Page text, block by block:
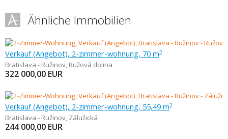
Ähnliche Immobilien
Verkauf (Angebot), 2-zimmer-wohnung, 70 m2
Bratislava - Ružinov, Ružová dolina
322 000,00 EUR
Verkauf (Angebot), 2-zimmer-wohnung, 55,49 m2
Bratislava - Ružinov, Zálužická
244 000,00 EUR